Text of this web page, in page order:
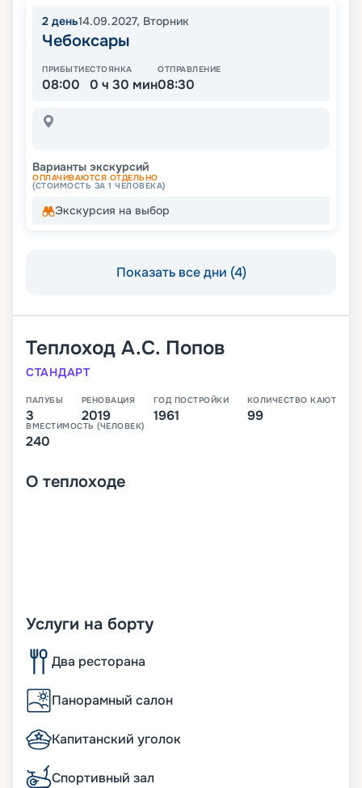
2 день14.09.2027, Вторник
Чебоксары
ПРИБЫТИЕ
08:00
СТОЯНКА
0 ч 30 мин
ОТПРАВЛЕНИЕ
08:30
Варианты экскурсий
ОПЛАЧИВАЮТСЯ ОТДЕЛЬНО
(СТОИМОСТЬ ЗА 1 ЧЕЛОВЕКА)
Экскурсия на выбор
Показать все дни (4)
Теплоход А.С. Попов
СТАНДАРТ
ПАЛУБЫ
3
РЕНОВАЦИЯ
2019
ГОД ПОСТРОЙКИ
1961
КОЛИЧЕСТВО КАЮТ
99
ВМЕСТИМОСТЬ (ЧЕЛОВЕК)
240
О теплоходе
Услуги на борту
Два ресторана
Панорамный салон
Капитанский уголок
Спортивный зал